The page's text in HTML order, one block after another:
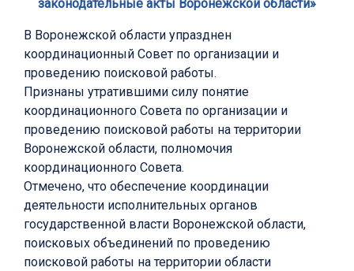
законодательные акты Воронежской области»
В Воронежской области упразднен
координационный Совет по организации и
проведению поисковой работы.
Признаны утратившими силу понятие
координационного Совета по организации и
проведению поисковой работы на территории
Воронежской области, полномочия
координационного Совета.
Отмечено, что обеспечение координации
деятельности исполнительных органов
государственной власти Воронежской области,
поисковых объединений по проведению
поисковой работы на территории области